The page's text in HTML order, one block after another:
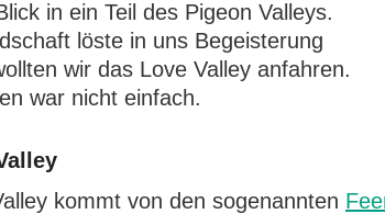
in ein Teil des Pigeon Valleys.
löste in uns Begeisterung
wir das Love Valley anfahren.
war nicht einfach.
kommt von den sogenannten